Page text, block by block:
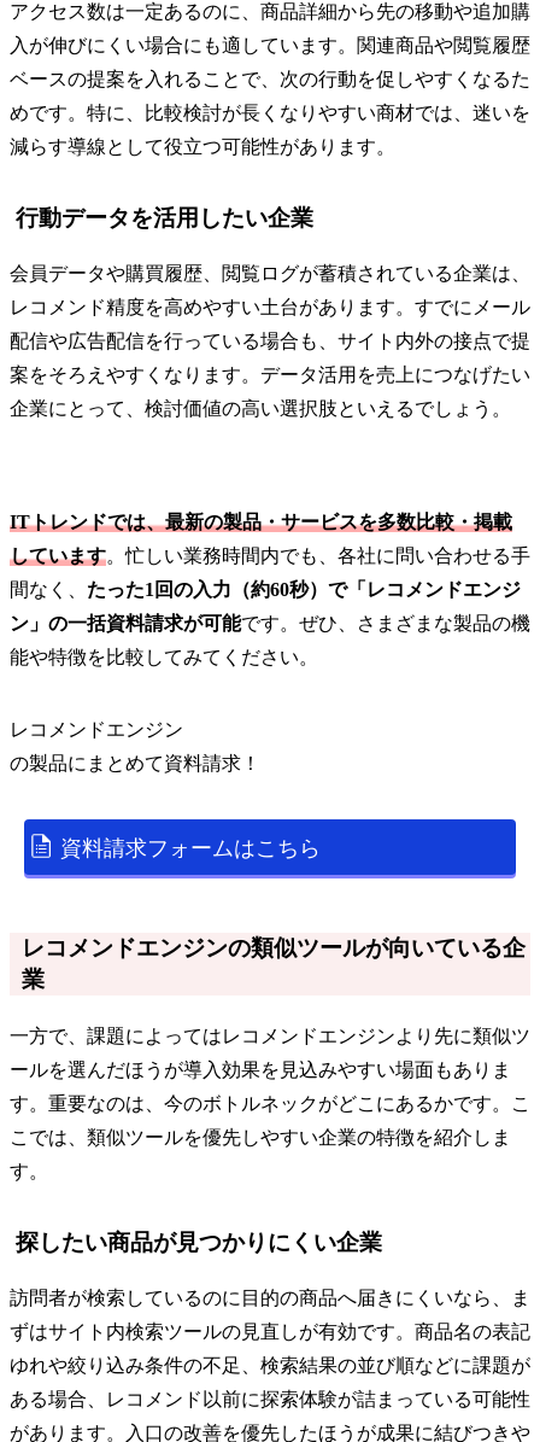
アクセス数は一定あるのに、商品詳細から先の移動や追加購
入が伸びにくい場合にも適しています。関連商品や閲覧履歴
ベースの提案を入れることで、次の行動を促しやすくなるた
めです。特に、比較検討が長くなりやすい商材では、迷いを
減らす導線として役立つ可能性があります。
行動データを活用したい企業
会員データや購買履歴、閲覧ログが蓄積されている企業は、
レコメンド精度を高めやすい土台があります。すでにメール
配信や広告配信を行っている場合も、サイト内外の接点で提
案をそろえやすくなります。データ活用を売上につなげたい
企業にとって、検討価値の高い選択肢といえるでしょう。
ITトレンドでは、最新の製品・サービスを多数比較・掲載
しています。忙しい業務時間内でも、各社に問い合わせる手
間なく、 たった1回の入力（約60秒）で「レコメンドエンジ
ン」の一括資料請求が可能です。ぜひ、さまざまな製品の機
能や特徴を比較してみてください。
レコメンドエンジン
の製品にまとめて資料請求！
資料請求フォームはこちら
レコメンドエンジンの類似ツールが向いている企
業
一方で、課題によってはレコメンドエンジンより先に類似ツ
ールを選んだほうが導入効果を見込みやすい場面もありま
す。重要なのは、今のボトルネックがどこにあるかです。こ
こでは、類似ツールを優先しやすい企業の特徴を紹介しま
す。
探したい商品が見つかりにくい企業
訪問者が検索しているのに目的の商品へ届きにくいなら、ま
ずはサイト内検索ツールの見直しが有効です。商品名の表記
ゆれや絞り込み条件の不足、検索結果の並び順などに課題が
ある場合、レコメンド以前に探索体験が詰まっている可能性
があります。入口の改善を優先したほうが成果に結びつきや